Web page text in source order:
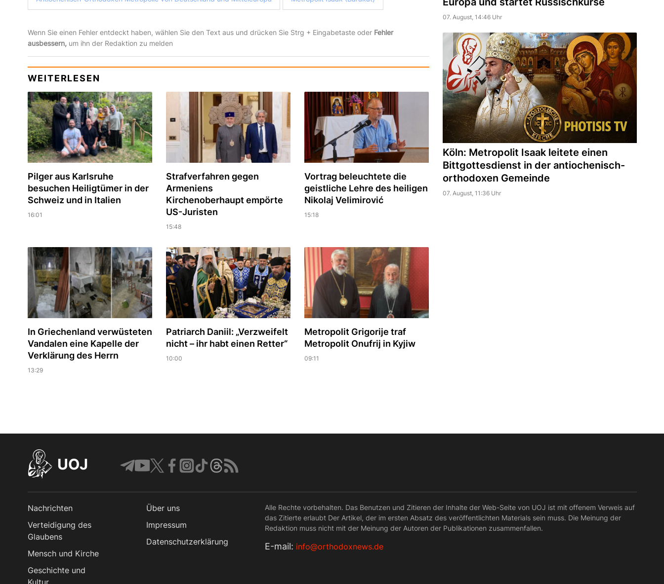
Wenn Sie einen Fehler entdeckt haben, wählen Sie den Text aus und drücken Sie Strg + Eingabetaste oder Fehler
ausbessern,um ihn der Redaktion zu melden
WEITERLESEN
Pilger aus Karlsruhe
besuchen Heiligtümer in der
Schweiz und in Italien
16:01
Strafverfahren gegen
Armeniens
Kirchenoberhaupt empörte
US-Juristen
15:48
Vortrag beleuchtete die
geistliche Lehre des heiligen
Nikolaj Velimirović
15:18
In Griechenland verwüsteten
Vandalen eine Kapelle der
Verklärung des Herrn
13:29
Patriarch Daniil: „Verzweifelt
nicht – ihr habt einen Retter“
10:00
Metropolit Grigorije traf
Metropolit Onufrij in Kyjiw
09:11
07. August, 14:46 Uhr
Köln: Metropolit Isaak leitete einen
Bittgottesdienst in der antiochenisch-
orthodoxen Gemeinde
07. August, 11:36 Uhr
UOJ
Nachrichten
Verteidigung des
Glaubens
Mensch und Kirche
Geschichte und
Über uns
Impressum
Datenschutzerklärung
Alle Rechte vorbehalten. Das Benutzen und Zitieren der Inhalte der Web-Seite von UOJ ist mit offenem Verweis auf
das Zitierte erlaubt Der Artikel, der im ersten Absatz des veröffentlichten Materials sein muss. Die Meinung der
Redaktion muss nicht mit der Meinung der Autoren der Publikationen zusammenfallen.
Е-mail: info@orthodoxnews.de